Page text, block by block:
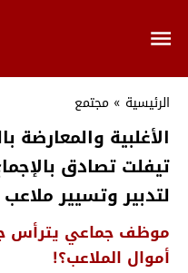
الرئيسية » مجتمع
الأغلبية والمعارضة
تيفلت تصادق
لتدبير وتسيير
موظف جماعي يترأس
أموال الملاعب؟!